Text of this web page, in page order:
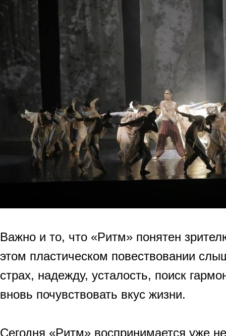
Важно и то, что «Ритм» понятен
этом пластическом повествовании
страх, надежду, усталость, поиск
вновь почувствовать вкус жизни.
Сегодня «Ритм» воспринимается уже